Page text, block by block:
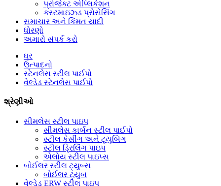
પ્રોજેક્ટ એપ્લિકેશન
કસ્ટમાઇઝ્ડ પ્રોસેસિંગ
સમાચાર અને કિંમત યાદી
ધોરણો
અમારો સંપર્ક કરો
ઘર
ઉત્પાદનો
સ્ટેનલેસ સ્ટીલ પાઈપો
વેલ્ડેડ સ્ટેનલેસ પાઈપો
શ્રેણીઓ
સીમલેસ સ્ટીલ પાઇપ
સીમલેસ કાર્બન સ્ટીલ પાઈપો
સ્ટીલ કેસીંગ અને ટ્યુબિંગ
સ્ટીલ ડ્રિલિંગ પાઇપ
એલોય સ્ટીલ પાઇપ્સ
બોઈલર સ્ટીલ ટ્યુબ્સ
બોઈલર ટ્યુબ
વેલ્ડેડ ERW સ્ટીલ પાઇપ